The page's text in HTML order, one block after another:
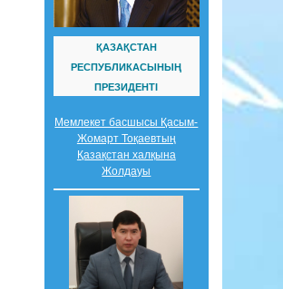
ҚАЗАҚСТАН
РЕСПУБЛИКАСЫНЫҢ
ПРЕЗИДЕНТІ
Мемлекет басшысы Қасым-
Жомарт Тоқаевтың
Қазақстан халқына
Жолдауы